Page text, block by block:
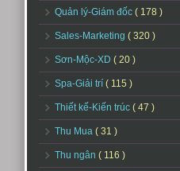
Quản lý-Giám đốc ( 178 )
Sales-Marketing ( 320 )
Sơn-Mộc-XD ( 20 )
Spa-Giải trí ( 115 )
Thiết kế-Kiến trúc ( 47 )
Thu Mua ( 31 )
Thu ngân ( 116 )